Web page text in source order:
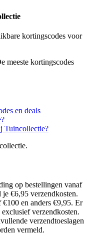
kortingscodes voor
meeste kortingscodes
en deals
Tuincollectie?
op bestellingen vanaf
€6,95 verzendkosten.
en anders €9,95. Er
verzendkosten.
verzendtoeslagen
vermeld.